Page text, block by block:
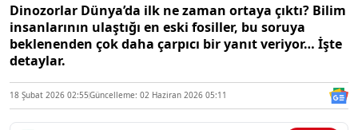
Dinozorlar Dünya’da ilk ne zaman ortaya çıktı? Bilim
insanlarının ulaştığı en eski fosiller, bu soruya
beklenenden çok daha çarpıcı bir yanıt veriyor… İşte
detaylar.
18 Şubat 2026 02:55Güncelleme: 02 Haziran 2026 05:11